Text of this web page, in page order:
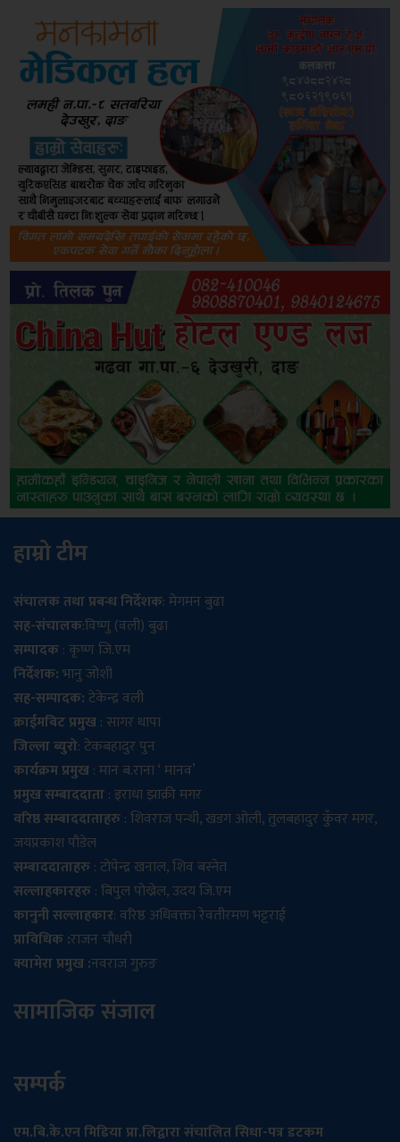
हाम्रो टीम
संचालक तथा प्रबन्ध निर्देशक: मेगमन बुढा
सह-संचालक:विष्णु (वली) बुढा
सम्पादक: कृष्ण जि.एम
निर्देशक:भानु जोशी
सह-सम्पादक:टेकेन्द्र वली
क्राईमबिट प्रमुख: सागर थापा
जिल्ला ब्युरो: टेकबहादुर पुन
कार्यक्रम प्रमुख: मान ब.राना ‘ मानव’
प्रमुख सम्बाददाता: इराधा झाक्री मगर
वरिष्ठ सम्बाददाताहरु: शिवराज पन्थी, खडग ओली, तुलबहादुर कुँवर मगर,
जयप्रकाश पौडेल
सम्बाददाताहरु: टोपेन्द्र खनाल, शिव बस्नेत
सल्लाहकारहरु: बिपुल पोख्रेल, उदय जि.एम
कानुनी सल्लाहकार: वरिष्ठ अधिवक्ता रेवतीरमण भट्टराई
प्राविधिक :राजन चौधरी
क्यामेरा प्रमुख :नवराज गुरुङ
सामाजिक संजाल
सम्पर्क
एम.बि.के.एन मिडिया प्रा.लिद्वारा संचालित सिधा-पत्र डटकम